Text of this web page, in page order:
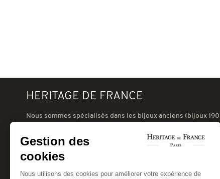
HERITAGE DE FRANCE
Nous sommes spécialisés dans les bijoux anciens (bijoux
nouveau, art-déco 1930, tank 1940 ou postérieur) et les
signés d'occasion (Cartier, VCA, Boucheron, Chaumet, etc.).
Champ de Mars, peut vous recevoir pour des expertises de
anciens.
Gestion des
cookies
Nous utilisons des cookies pour améliorer votre expérience de